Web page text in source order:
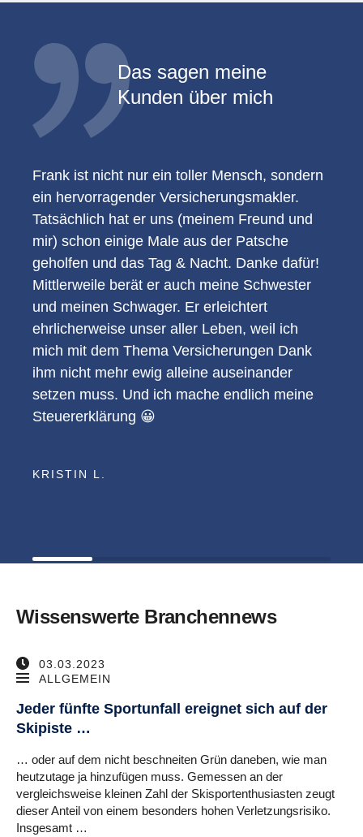
Das sagen meine
Kunden über mich
Frank ist nicht nur ein toller Mensch, sondern
ein hervorragender Versicherungsmakler.
Tatsächlich hat er uns (meinem Freund und
mir) schon einige Male aus der Patsche
geholfen und das Tag & Nacht. Danke dafür!
Mittlerweile berät er auch meine Schwester
und meinen Schwager. Er erleichtert
ehrlicherweise unser aller Leben, weil ich
mich mit dem Thema Versicherungen Dank
ihm nicht mehr ewig alleine auseinander
setzen muss. Und ich mache endlich meine
Steuererklärung 😀
KRISTIN L.
Wissenswerte Branchennews
03.03.2023
ALLGEMEIN
Jeder fünfte Sportunfall ereignet sich auf der
Skipiste …
… oder auf dem nicht beschneiten Grün daneben, wie man
heutzutage ja hinzufügen muss. Gemessen an der
vergleichsweise kleinen Zahl der Skisportenthusiasten zeugt
dieser Anteil von einem besonders hohen Verletzungsrisiko.
Insgesamt …